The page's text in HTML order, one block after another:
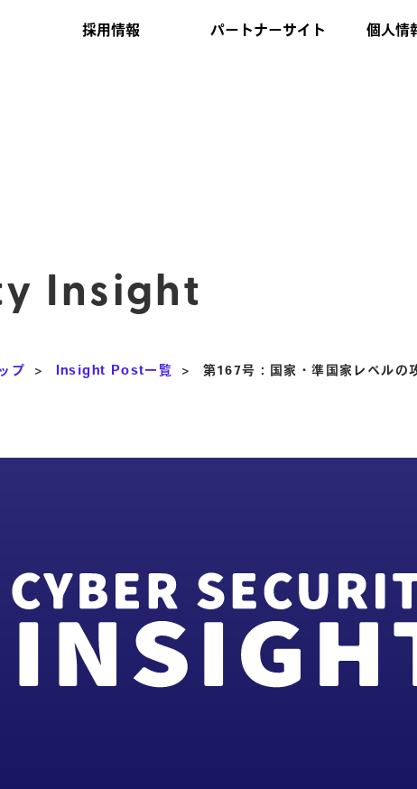
採用情報 パートナーサイト
個人情
Insight
プ > Insight Post一覧 > 第167号：国家・準国家レベルの